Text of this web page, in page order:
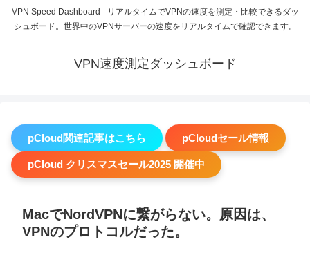
VPN Speed Dashboard - リアルタイムでVPNの速度を測定・比較できるダッ
シュボード。世界中のVPNサーバーの速度をリアルタイムで確認できます。
VPN速度測定ダッシュボード
pCloud関連記事はこちら pCloudセール情報
pCloud クリスマスセール2025 開催中
MacでNordVPNに繋がらない。原因は、
VPNのプロトコルだった。